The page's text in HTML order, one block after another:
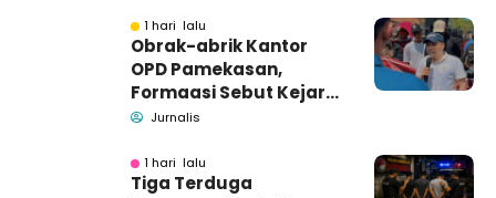
1 hari lalu
Obrak-abrik Kantor
OPD Pamekasan,
Formaasi Sebut Kejari
Pamekasan
Jurnalis
1 hari lalu
Tiga Terduga